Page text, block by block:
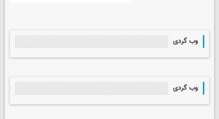
وب گردی
وب گردی